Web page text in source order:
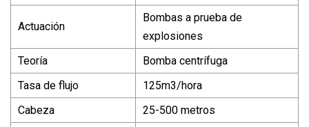
Actuación
Bombas a prueba de
explosiones
Teoría
Bomba centrífuga
Tasa de flujo
125m3/hora
Cabeza
25-500 metros